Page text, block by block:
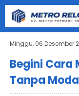
Minggu, 06 Desember
Begini Cara
Tanpa